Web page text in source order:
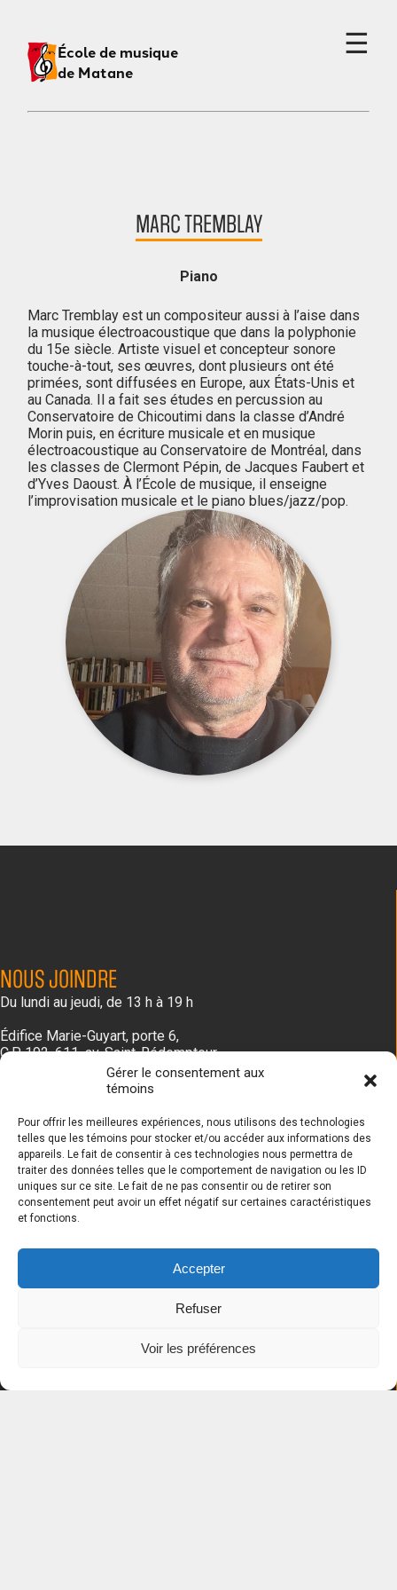
Gérer le consentement aux
témoins
Pour offrir les meilleures expériences, nous utilisons des technologies
telles que les témoins pour stocker et/ou accéder aux informations des
appareils. Le fait de consentir à ces technologies nous permettra de
traiter des données telles que le comportement de navigation ou les ID
uniques sur ce site. Le fait de ne pas consentir ou de retirer son
consentement peut avoir un effet négatif sur certaines caractéristiques
et fonctions.
Accepter
Refuser
Voir les préférences
École de musique
de Matane
☰
MARC TREMBLAY
Piano
Marc Tremblay est un compositeur aussi à l’aise dans
la musique électroacoustique que dans la polyphonie
du 15e siècle. Artiste visuel et concepteur sonore
touche-à-tout, ses œuvres, dont plusieurs ont été
primées, sont diffusées en Europe, aux États-Unis et
au Canada. Il a fait ses études en percussion au
Conservatoire de Chicoutimi dans la classe d’André
Morin puis, en écriture musicale et en musique
électroacoustique au Conservatoire de Montréal, dans
les classes de Clermont Pépin, de Jacques Faubert et
d’Yves Daoust. À l’École de musique, il enseigne
l’improvisation musicale et le piano blues/jazz/pop.
NOUS JOINDRE
Du lundi au jeudi, de 13 h à 19 h
Édifice Marie-Guyart, porte 6,
C.P. 192, 611, av. Saint-Rédempteur
Matane (Québec) G4W 3N1
SUIVEZ-NOUS!
Notre école